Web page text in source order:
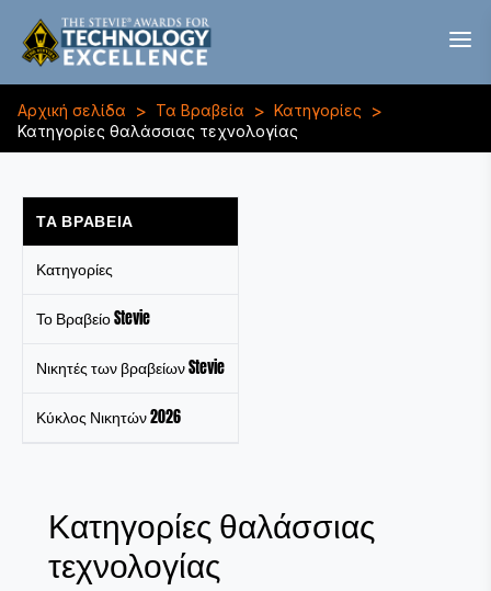
Αρχική σελίδα > Τα Βραβεία > Κατηγορίες >
Κατηγορίες θαλάσσιας τεχνολογίας
ΤΑ ΒΡΑΒΕΊΑ
Κατηγορίες
Το Βραβείο Stevie
Νικητές των βραβείων Stevie
Κύκλος Νικητών 2026
Κατηγορίες θαλάσσιας
τεχνολογίας